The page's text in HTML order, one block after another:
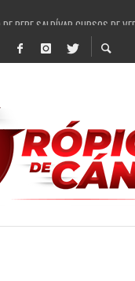
PEPE SALDÍVAR CURSOS DE
DELEGADOS Y 14
DE PEPE SALDÍVAR LA
SALDÍVAR Y GRUPO FEMSA
AGROPECUARIA TRAJO
SALDÍVAR A ARTISTA
DE PEPE SALDÍVAR A 500
PRINCIPALES